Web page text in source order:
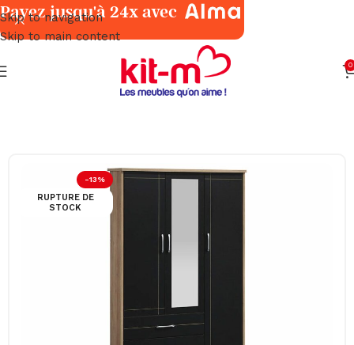
Skip to navigation
Skip to main content
0
Chambres à Coucher Armoires, Commodes & Chevets
-13%
RUPTURE DE
STOCK
Payez jusqu'à 24x avec